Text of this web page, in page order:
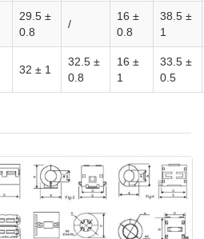
29.5 ±
0.8
/
16 ±
0.8
38.5 ±
1
32 ± 1
32.5 ±
0.8
16 ±
1
33.5 ±
0.5